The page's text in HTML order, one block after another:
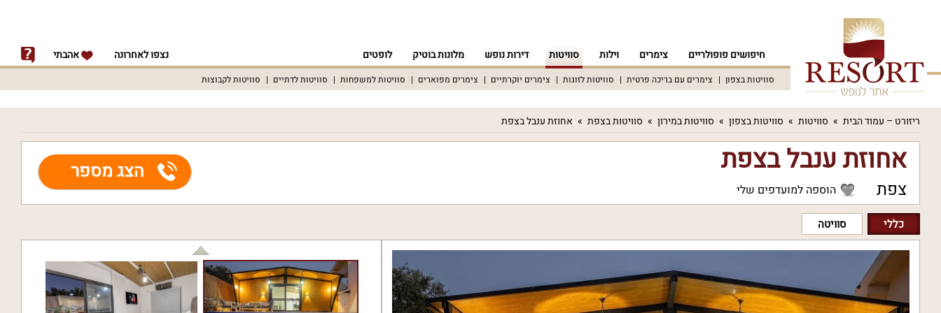
חיפושים פופולריים צימרים וילות סוויטות דירות נופש מלונות בוטיק לופטים נצפו לאחרונה אהבתי
סוויטות בצפון צימרים עם בריכה פרטית סוויטות לזוגות צימרים יוקרתיים צימרים מפוארים סוויטות למשפחות סוויטות לדתיים סוויטות לקבוצות
ריזורט – עמוד הבית סוויטות סוויטות בצפון סוויטות במירון סוויטות בצפת אחוזת ענבל בצפת
אחוזת ענבל בצפת
צפת הוספה למועדפים שלי
הצג מספר
כללי סוויטה